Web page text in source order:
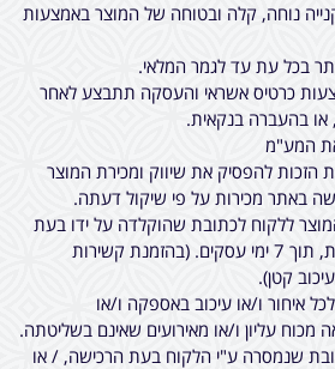
נוחה, קלה ובטוחה של המוצר באמצעות
בכל עת עד לגמר המלאי.
כרטיס אשראי והעסקה תתבצע לאחר
בהעברה בנקאית.
המע"מ
להפסיק את שיווק ומכירת המוצר
באתר מכירות על פי שיקול דעתה.
ללקוח לכתובת שהוקלדה על ידו בעת
ביצוע הרכישה באתר מכירות, תוך 7 ימי עסקים. (בהזמנת קשירות
קטן).
איחור ו/או עיכוב באספקה ו/או
עליון ו/או מאירועים שאינם בשליטתה.
שנמסרה ע"י הלקוח בעת הרכישה, / או